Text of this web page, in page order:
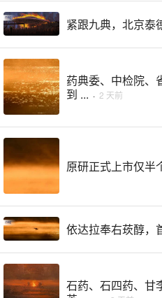
紧跟九典，北京泰
药典委、中检院、
到 ... · 2 天前
原研正式上市仅半
依达拉奉右莰醇，
石药、石四药、甘